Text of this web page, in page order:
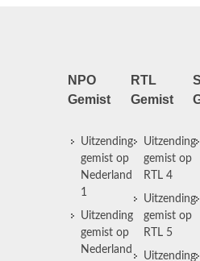
NPO
Gemist
Uitzending
gemist op
Nederland
1
Uitzending
gemist op
Nederland
RTL
Gemist
Uitzending
gemist op
RTL 4
Uitzending
gemist op
RTL 5
Uitzending